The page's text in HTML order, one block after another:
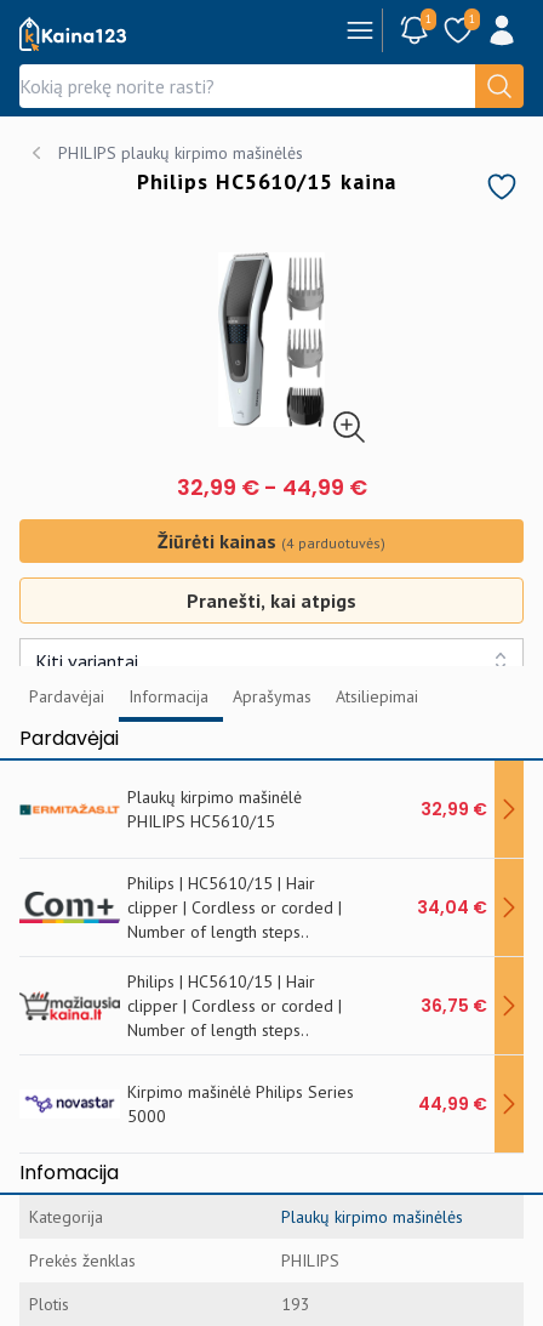
Kaina123.lt 1 1
PHILIPS plaukų kirpimo mašinėlės
Philips HC5610/15 kaina
32,99 € - 44,99 €
Žiūrėti kainas (4 parduotuvės)
Pranešti, kai atpigs
Kiti variantai
Pardavėjai Informacija Aprašymas Atsiliepimai
Pardavėjai
Plaukų kirpimo mašinėlė
PHILIPS HC5610/15
32,99 €
Philips | HC5610/15 | Hair
clipper | Cordless or corded |
Number of length steps..
34,04 €
Philips | HC5610/15 | Hair
clipper | Cordless or corded |
Number of length steps..
36,75 €
Kirpimo mašinėlė Philips Series
5000
44,99 €
Infomacija
Kategorija
Plaukų kirpimo mašinėlės
Prekės ženklas
PHILIPS
Plotis
193